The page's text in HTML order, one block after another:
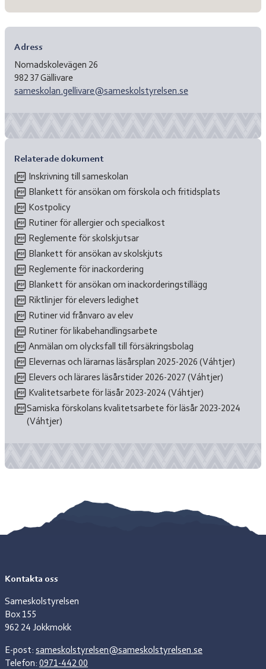
Adress
Nomadskolevägen 26
982 37 Gällivare
sameskolan.gellivare@sameskolstyrelsen.se
Relaterade dokument
Inskrivning till sameskolan
Blankett för ansökan om förskola och fritidsplats
Kostpolicy
Rutiner för allergier och specialkost
Reglemente för skolskjutsar
Blankett för ansökan av skolskjuts
Reglemente för inackordering
Blankett för ansökan om inackorderingstillägg
Riktlinjer för elevers ledighet
Rutiner vid frånvaro av elev
Rutiner för likabehandlingsarbete
Anmälan om olycksfall till försäkringsbolag
Elevernas och lärarnas läsårsplan 2025-2026 (Váhtjer)
Elevers och lärares läsårstider 2026-2027 (Váhtjer)
Kvalitetsarbete för läsår 2023-2024 (Váhtjer)
Samiska förskolans kvalitetsarbete för läsår 2023-2024
(Váhtjer)
Kontakta oss
Sameskolstyrelsen
Box 155
962 24 Jokkmokk
E-post: sameskolstyrelsen@sameskolstyrelsen.se
Telefon: 0971-442 00